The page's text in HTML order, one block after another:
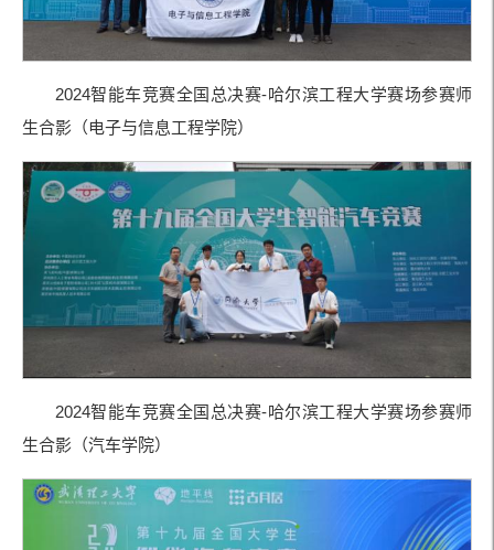
2024智能车竞赛全国总决赛-哈尔滨工程大学赛场参赛师
生合影（电子与信息工程学院）
2024智能车竞赛全国总决赛-哈尔滨工程大学赛场参赛师
生合影（汽车学院）